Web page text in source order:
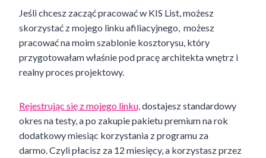
Jeśli chcesz zacząć pracować w KIS List, możesz
skorzystać z mojego linku afiliacyjnego, możesz
pracować na moim szablonie kosztorysu, który
przygotowałam właśnie pod pracę architekta wnętrz i
realny proces projektowy.
Rejestrując się z mojego linku, dostajesz standardowy
okres na testy, a po zakupie pakietu premium na rok
dodatkowy miesiąc korzystania z programu za
darmo. Czyli płacisz za 12 miesięcy, a korzystasz przez